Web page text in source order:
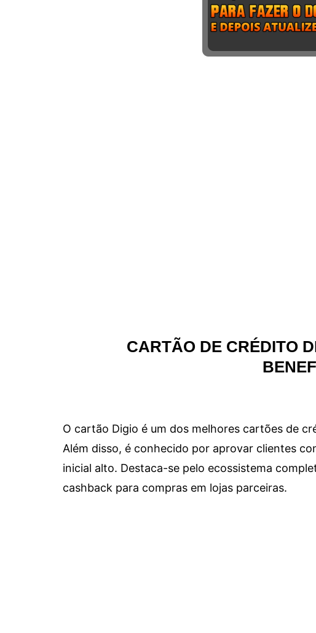
CARTÃO DE CRÉDITO
O cartão Digio é um dos melhores cartões de
Além disso, é conhecido por aprovar clientes
inicial alto. Destaca-se pelo ecossistema
cashback para compras em lojas parceiras.